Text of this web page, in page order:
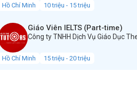
Hồ Chí Minh 10 triệu - 15 triệu
Giáo Viên IELTS (Part-time)
Công ty TNHH Dịch Vụ Giáo Dục
Hồ Chí Minh 15 triệu - 20 triệu